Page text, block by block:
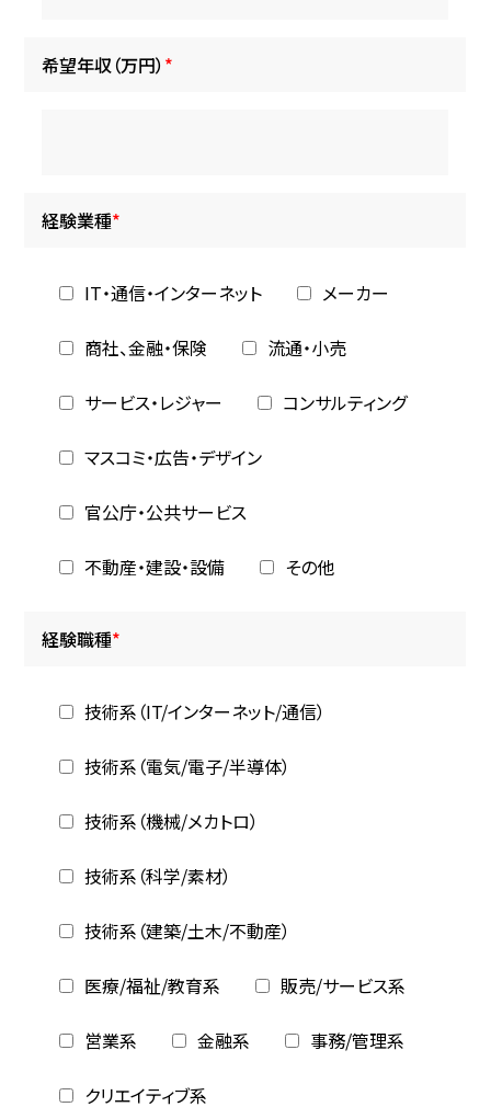
希望年収（万円） *
経験業種*
IT・通信・インターネット メーカー
商社、金融・保険 流通・小売
サービス・レジャー コンサルティング
マスコミ・広告・デザイン
官公庁・公共サービス
不動産・建設・設備 その他
経験職種*
技術系（IT/インターネット/通信）
技術系（電気/電子/半導体）
技術系（機械/メカトロ）
技術系（科学/素材）
技術系（建築/土木/不動産）
医療/福祉/教育系 販売/サービス系
営業系 金融系 事務/管理系
クリエイティブ系